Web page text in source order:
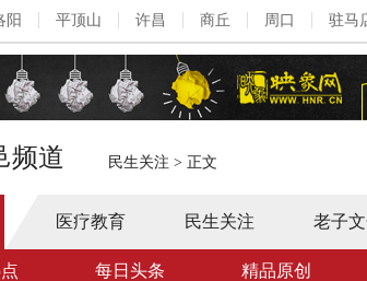
阳 平顶山 许昌 商丘 周口 驻马
频道 民生关注 > 正文
医疗教育 民生关注 老子
每日头条 精品原创